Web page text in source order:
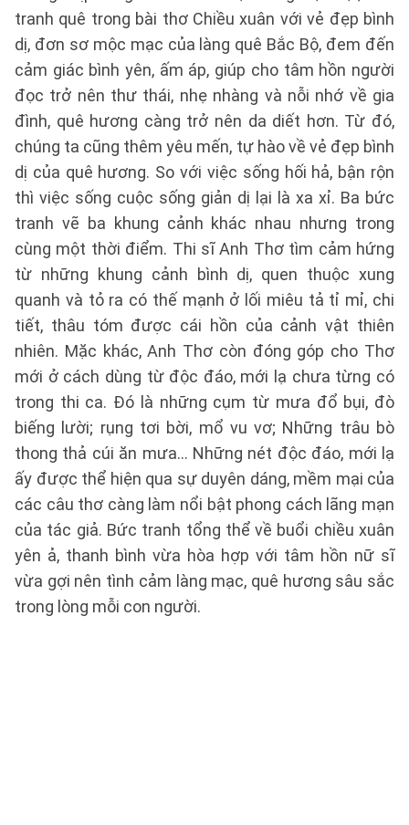
tranh quê trong bài thơ Chiều xuân với vẻ đẹp bình
dị, đơn sơ mộc mạc của làng quê Bắc Bộ, đem đến
cảm giác bình yên, ấm áp, giúp cho tâm hồn người
đọc trở nên thư thái, nhẹ nhàng và nỗi nhớ về gia
đình, quê hương càng trở nên da diết hơn. Từ đó,
chúng ta cũng thêm yêu mến, tự hào về vẻ đẹp bình
dị của quê hương. So với việc sống hối hả, bận rộn
thì việc sống cuộc sống giản dị lại là xa xỉ. Ba bức
tranh vẽ ba khung cảnh khác nhau nhưng trong
cùng một thời điểm. Thi sĩ Anh Thơ tìm cảm hứng
từ những khung cảnh bình dị, quen thuộc xung
quanh và tỏ ra có thế mạnh ở lối miêu tả tỉ mỉ, chi
tiết, thâu tóm được cái hồn của cảnh vật thiên
nhiên. Mặc khác, Anh Thơ còn đóng góp cho Thơ
mới ở cách dùng từ độc đáo, mới lạ chưa từng có
trong thi ca. Đó là những cụm từ mưa đổ bụi, đò
biếng lười; rụng tơi bời, mổ vu vơ; Những trâu bò
thong thả cúi ăn mưa… Những nét độc đáo, mới lạ
ấy được thể hiện qua sự duyên dáng, mềm mại của
các câu thơ càng làm nổi bật phong cách lãng mạn
của tác giả. Bức tranh tổng thể về buổi chiều xuân
yên ả, thanh bình vừa hòa hợp với tâm hồn nữ sĩ
vừa gợi nên tình cảm làng mạc, quê hương sâu sắc
trong lòng mỗi con người.